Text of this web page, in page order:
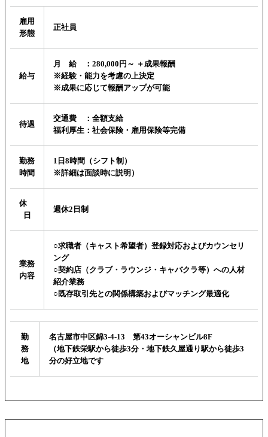
雇用
形態
正社員
給与
月 給 ：280,000円～ ＋成果報酬
※経験・能力を考慮の上決定
※成果に応じて報酬アップが可能
待遇
交通費 ：全額支給
福利厚生：社会保険・雇用保険等完備
勤務
時間
1日8時間（シフト制）
※詳細は面談時に説明）
休
日
週休2日制
業務
内容
○求職者（キャスト希望者）登録対応およびカウンセリ
ング
○契約店（クラブ・ラウンジ・キャバクラ等）への人材
紹介業務
○既存取引先との関係構築およびマッチング最適化
勤
務
地
名古屋市中区錦3-4-13 第43オーシャンビル8F
（地下鉄栄駅から徒歩3分・地下鉄久屋通り駅から徒歩3
分の好立地です